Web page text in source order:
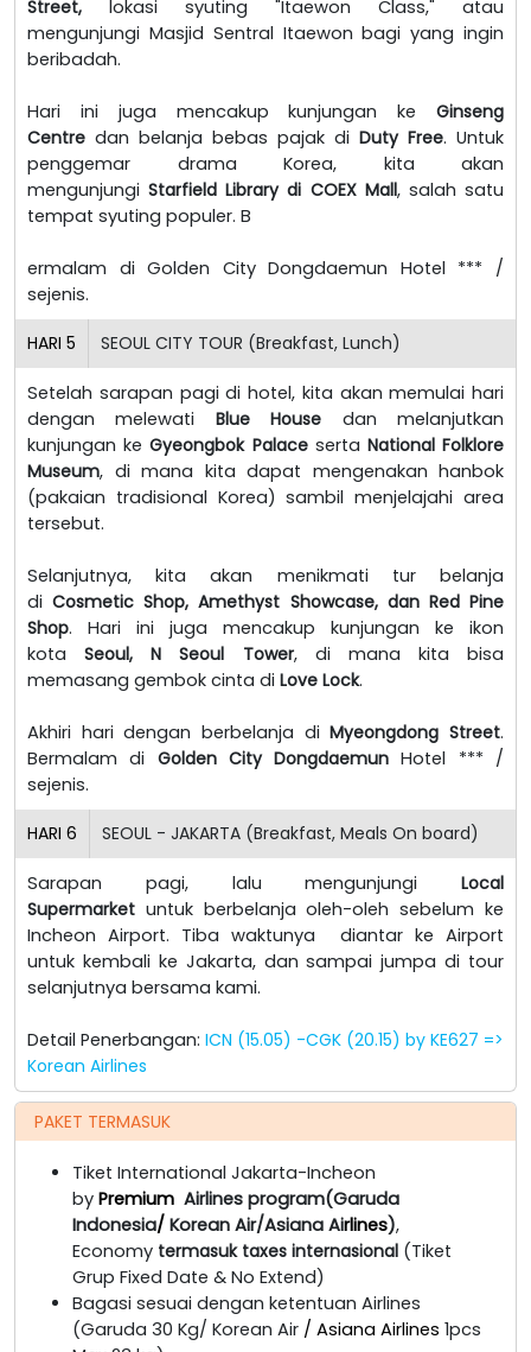
Street, lokasi syuting "Itaewon Class," atau
mengunjungi Masjid Sentral Itaewon bagi yang ingin
beribadah.
Hari ini juga mencakup kunjungan ke Ginseng
Centre dan belanja bebas pajak di Duty Free. Untuk
penggemar drama Korea, kita akan
mengunjungiStarfield Library di COEX Mall, salah satu
tempat syuting populer. B
ermalam di Golden City Dongdaemun Hotel *** /
sejenis.
HARI 5 SEOUL CITY TOUR (Breakfast, Lunch)
Setelah sarapan pagi di hotel, kita akan memulai hari
dengan melewati Blue House dan melanjutkan
kunjungan keGyeongbok Palaceserta National Folklore
Museum, di mana kita dapat mengenakan hanbok
(pakaian tradisional Korea) sambil menjelajahi area
tersebut.
Selanjutnya, kita akan menikmati tur belanja
diCosmetic Shop, Amethyst Showcase, dan Red Pine
Shop. Hari ini juga mencakup kunjungan ke ikon
kotaSeoul, N Seoul Tower, di mana kita bisa
memasang gembok cinta di Love Lock.
Akhiri hari dengan berbelanja diMyeongdong Street.
Bermalam di Golden City Dongdaemun Hotel *** /
sejenis.
HARI 6 SEOUL - JAKARTA (Breakfast, Meals On board)
Sarapan pagi, lalu mengunjungi Local
Supermarket untuk berbelanja oleh-oleh sebelum ke
Incheon Airport. Tiba waktunya diantar ke Airport
untuk kembali ke Jakarta, dan sampai jumpa di tour
selanjutnya bersama kami.
Detail Penerbangan: ICN (15.05) -CGK (20.15) by KE627 =>
Korean Airlines
PAKET TERMASUK
Tiket International Jakarta-Incheon
by Premium Airlines program(Garuda
Indonesia/ Korean Air/Asiana Airlines),
Economy termasuk taxes internasional (Tiket
Grup Fixed Date & No Extend)
Bagasi sesuai dengan ketentuan Airlines
(Garuda 30 Kg/ Korean Air / Asiana Airlines 1pcs